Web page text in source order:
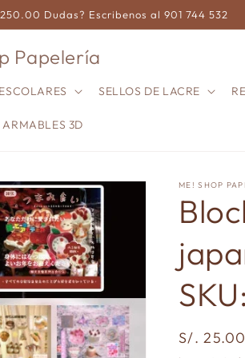
Dudas? Escribenos al 901 744 532
Papelería
SELLOS DE LACRE
ARMABLES 3D
ME! SHOP
Precio
S/.